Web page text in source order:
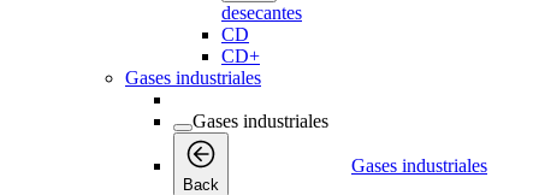
desecantes
CD
CD+
Gases industriales
Gases industriales
Back
Gases industriales